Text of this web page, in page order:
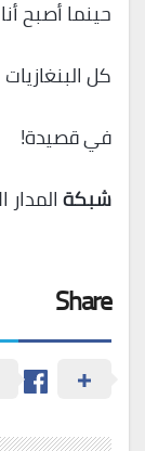
حينما أصبح أنا
كل البنغازيات
في قصيدة!
شبكةالمدار
Share